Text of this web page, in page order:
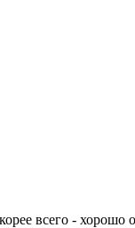
всего - хорошо